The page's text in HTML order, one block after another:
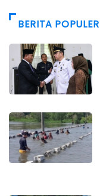
BERITA POPULER